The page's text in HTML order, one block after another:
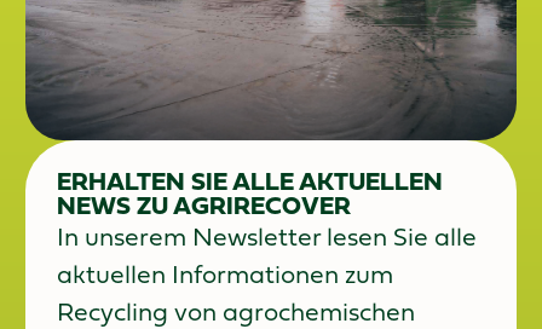
ERHALTEN SIE ALLE AKTUELLEN
NEWS ZU AGRIRECOVER
In unserem Newsletter lesen Sie alle
aktuellen Informationen zum
Recycling von agrochemischen